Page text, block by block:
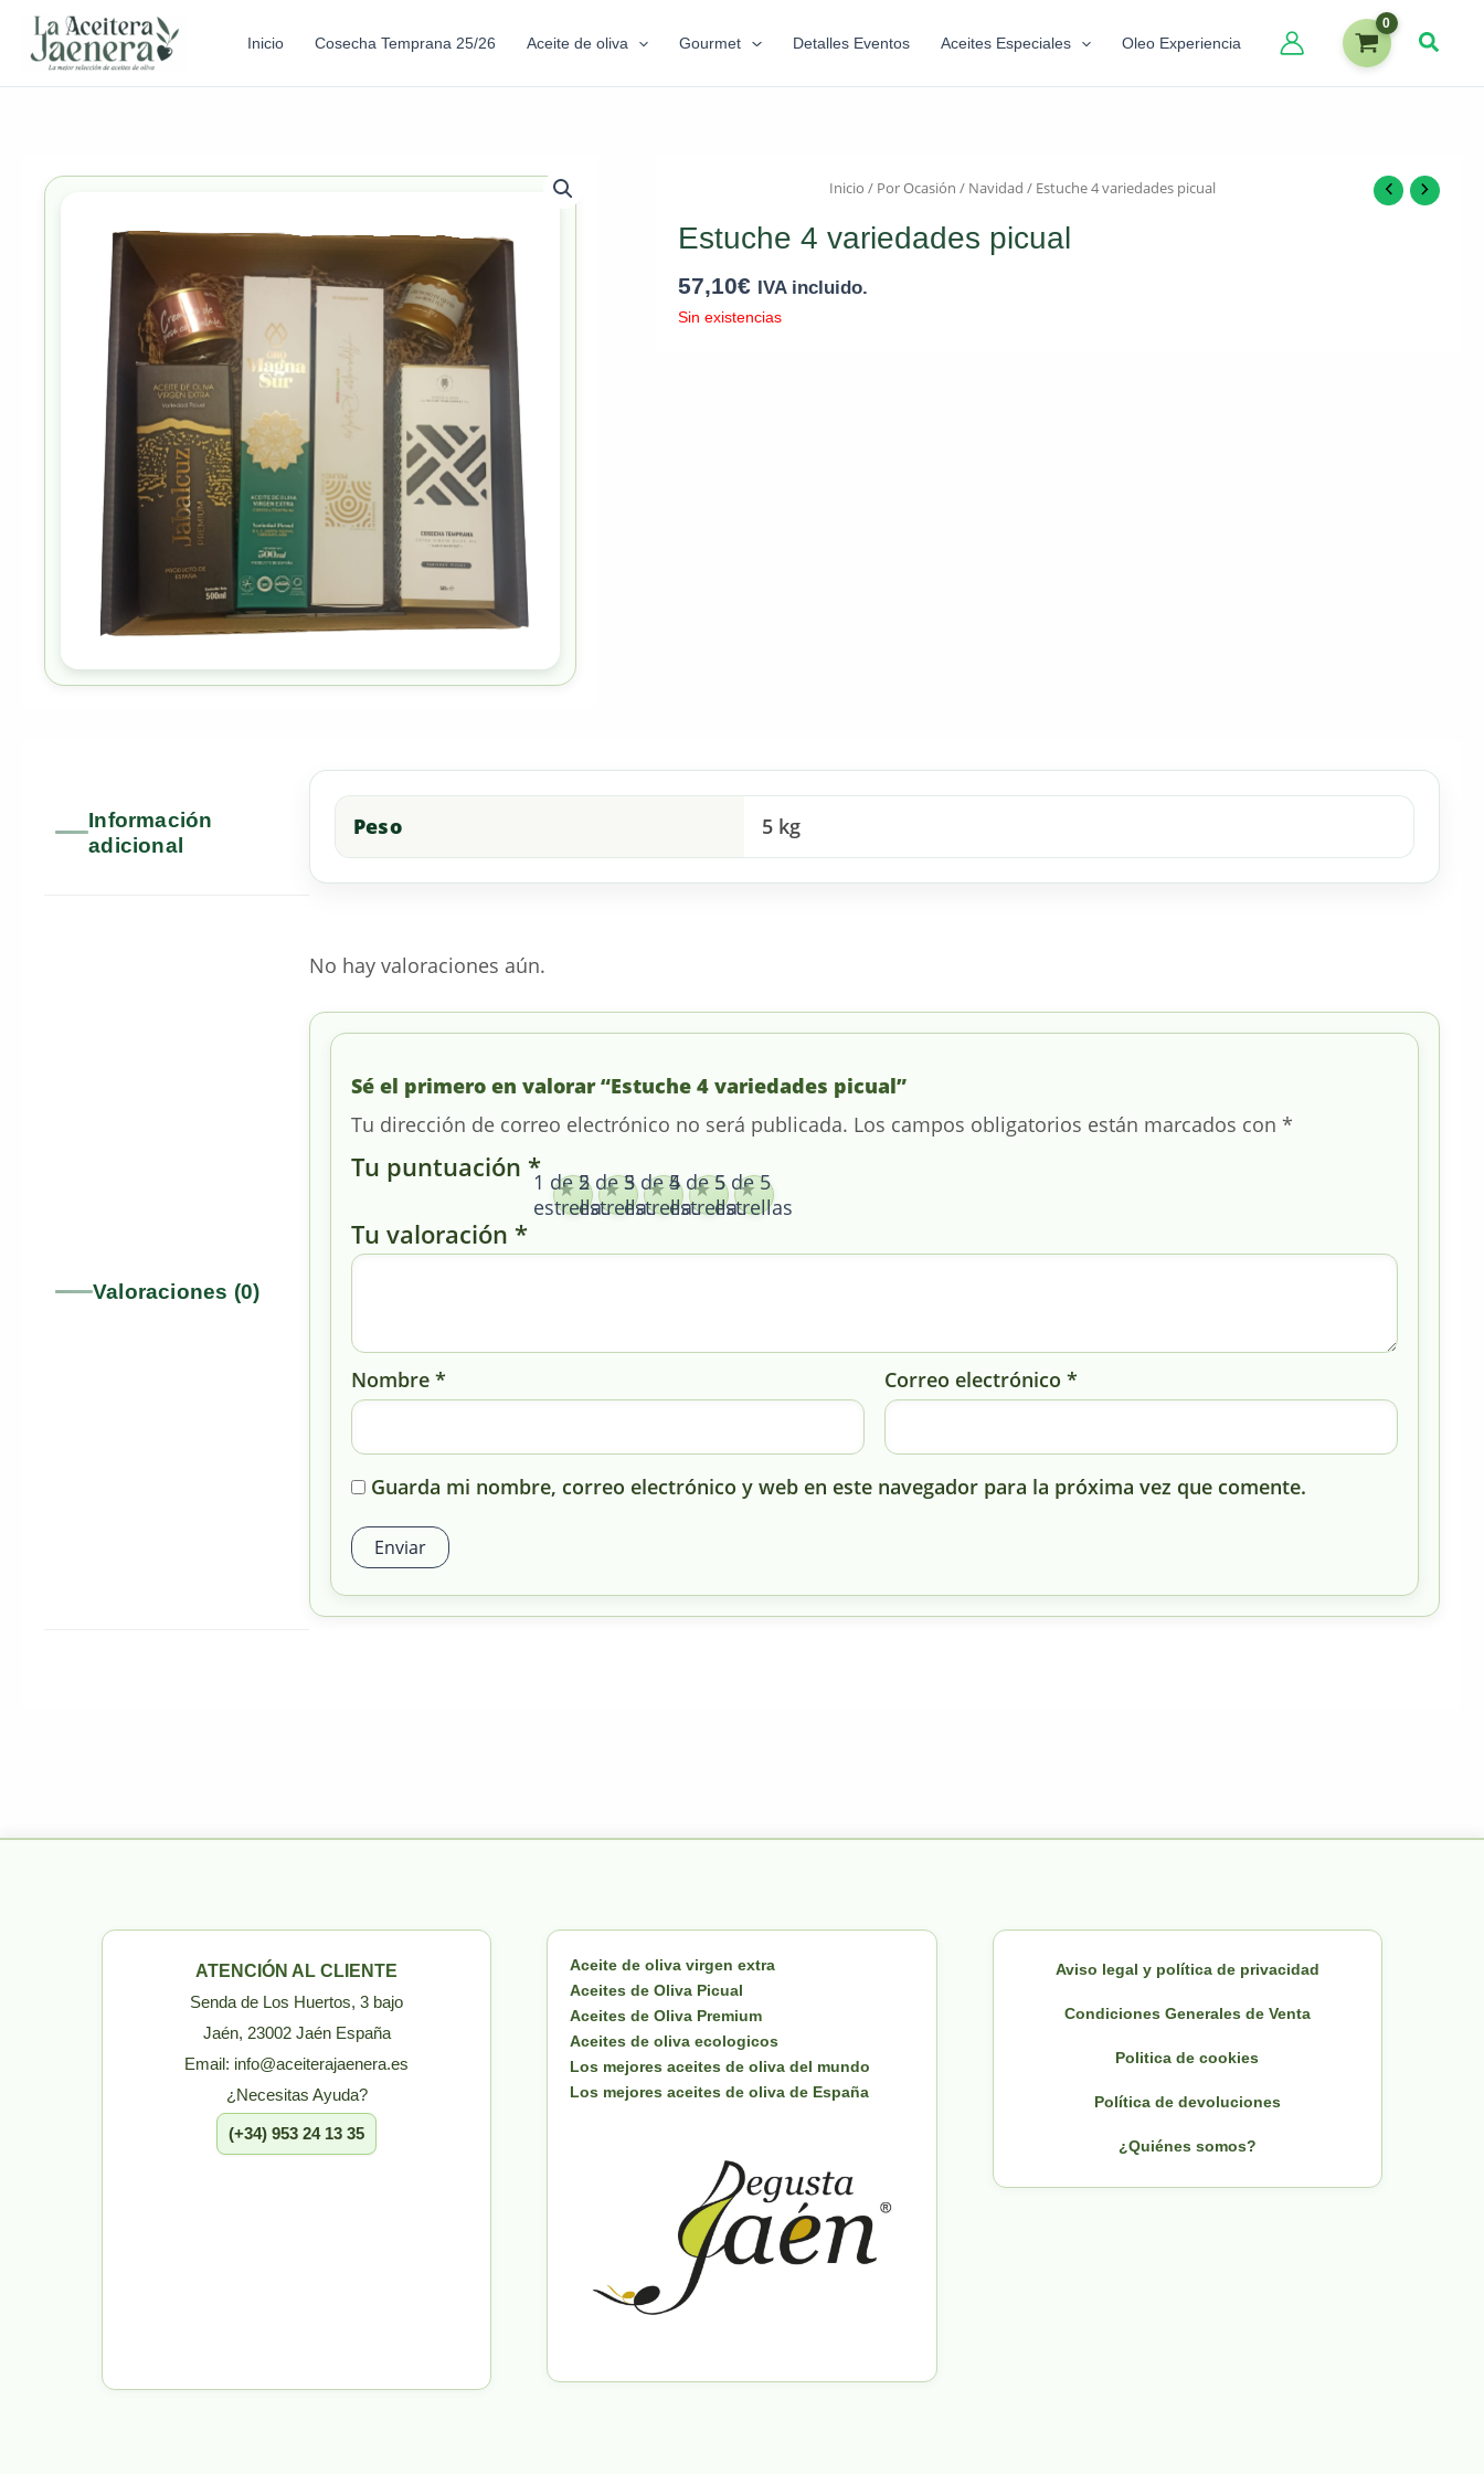
Inicio Cosecha Temprana 25/26 Aceite de oliva Gourmet Detalles Eventos Aceites Especiales Oleo Experiencia
Inicio / Por Ocasión / Navidad / Estuche 4 variedades picual
Estuche 4 variedades picual
57,10€ IVA incluido.
Sin existencias
Información
adicional
Peso 5 kg
Valoraciones (0)
No hay valoraciones aún.
Sé el primero en valorar “Estuche 4 variedades picual”
Tu dirección de correo electrónico no será publicada. Los campos obligatorios están marcados con *
Tu puntuación *1 de 5
estrellas
2 de 5
estrellas
3 de 5
estrellas
4 de 5
estrellas
5 de 5
estrellas
Tu valoración *
Nombre * Correo electrónico*
Guarda mi nombre, correo electrónico y web en este navegador para la próxima vez que comente.
ATENCIÓN AL CLIENTE
Senda de Los Huertos, 3 bajo
Jaén, 23002 Jaén España
Email: info@aceiterajaenera.es
¿Necesitas Ayuda?
(+34) 953 24 13 35
Aceite de oliva virgen extra
Aceites de Oliva Picual
Aceites de Oliva Premium
Aceites de oliva ecologicos
Los mejores aceites de oliva del mundo
Los mejores aceites de oliva de España
Aviso legal y política de privacidad
Condiciones Generales de Venta
Politica de cookies
Política de devoluciones
¿Quiénes somos?